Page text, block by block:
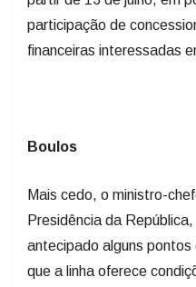
participação de
financeiras interessadas
Boulos
Mais cedo, o ministro-
Presidência da
antecipado alguns
que a linha oferece